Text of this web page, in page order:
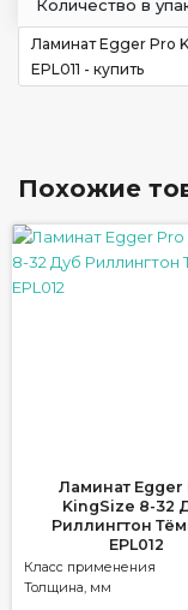
Количество в
Ламинат Egger Pro
EPL011 - купить
Похожие
Ламинат Egger
KingSize 8-32
Риллингтон
EPL012
Класс применения
Толщина, мм